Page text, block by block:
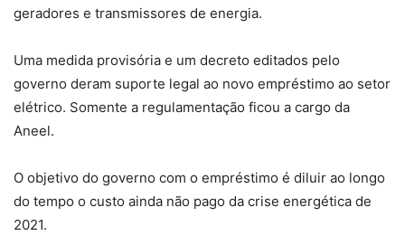
geradores e transmissores de energia.
Uma medida provisória e um decreto editados pelo
governo deram suporte legal ao novo empréstimo ao setor
elétrico. Somente a regulamentação ficou a cargo da
Aneel.
O objetivo do governo com o empréstimo é diluir ao longo
do tempo o custo ainda não pago da crise energética de
2021.